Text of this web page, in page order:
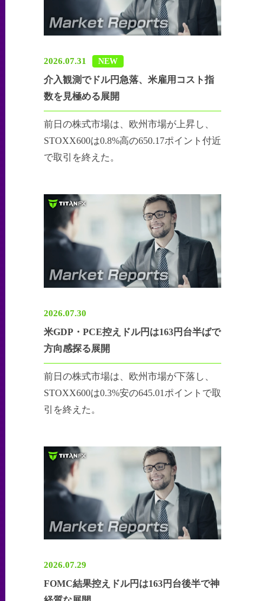
2026.07.31 NEW
介入観測でドル円急落、米雇用コスト指
数を見極める展開
前日の株式市場は、欧州市場が上昇し、
STOXX600は0.8%高の650.17ポイント付近
で取引を終えた。
2026.07.30
米GDP・PCE控えドル円は163円台半ばで
方向感探る展開
前日の株式市場は、欧州市場が下落し、
STOXX600は0.3%安の645.01ポイントで取
引を終えた。
2026.07.29
FOMC結果控えドル円は163円台後半で神